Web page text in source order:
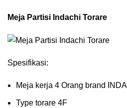
Meja Partisi Indachi Torare
Spesifikasi:
Meja kerja 4 Orang brand
Type torare 4F